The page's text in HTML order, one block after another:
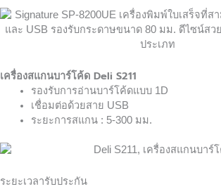
เครื่องสแกนบาร์โค้ด Deli S211
รองรับการอ่านบาร์โค้ดแบบ 1D
เชื่อมต่อด้วยสาย USB
ระยะการสแกน : 5-300 มม.
ระยะเวลารับประกัน